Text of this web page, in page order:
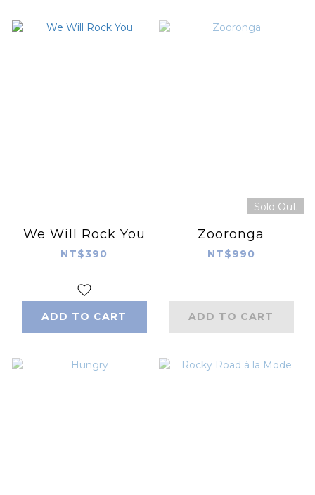
We Will Rock You
NT$390
ADD TO CART
Sold Out
Zooronga
NT$990
ADD TO CART